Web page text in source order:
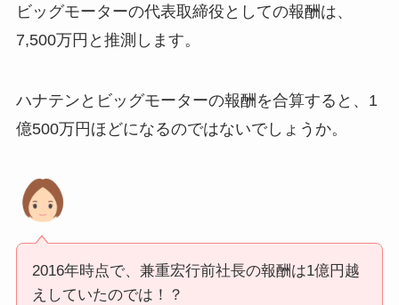
ビッグモーターの代表取締役としての報酬は、
7,500万円と推測します。
ハナテンとビッグモーターの報酬を合算すると、1
億500万円ほどになるのではないでしょうか。
2016年時点で、 兼重宏行前社長の報酬は1億円越
えしていたのでは！？